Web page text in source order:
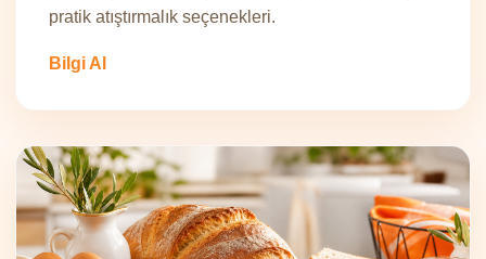
pratik atıştırmalık seçenekleri.
Bilgi Al